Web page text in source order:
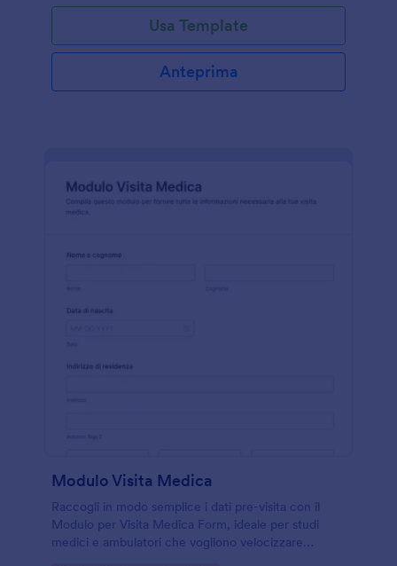
Usa Template
Anteprima
Modulo Visita Medica
Raccogli in modo semplice i dati pre-visita con il
Modulo per Visita Medica Form, ideale per studi
medici e ambulatori che vogliono velocizzare